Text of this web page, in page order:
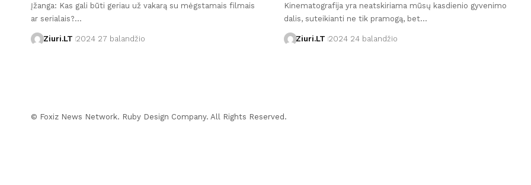
Įžanga: Kas gali būti geriau už vakarą su mėgstamais filmais
ar serialais?…
Ziuri.LT 2024 27 balandžio
Kinematografija yra neatskiriama mūsų kasdienio gyvenimo
dalis, suteikianti ne tik pramogą, bet…
Ziuri.LT 2024 24 balandžio
© Foxiz News Network. Ruby Design Company. All Rights Reserved.